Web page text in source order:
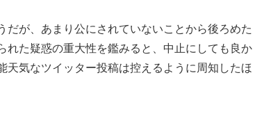
が、あまり公にされていないことから後ろめた
れた疑惑の重大性を鑑みると、中止にしても良か
気なツイッター投稿は控えるように周知したほ